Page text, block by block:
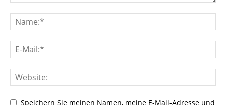
Speichern Sie meinen Namen, meine E-Mail-Adresse und